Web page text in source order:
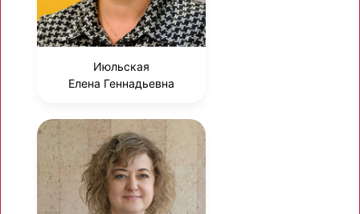
Июльская
Елена Геннадьевна